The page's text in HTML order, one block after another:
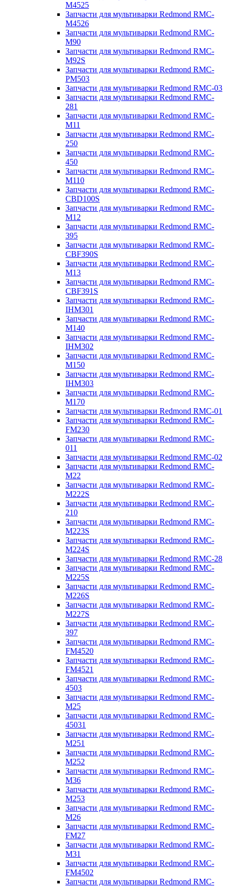
M4525
Запчасти для мультиварки Redmond RMC-
M4526
Запчасти для мультиварки Redmond RMC-
M90
Запчасти для мультиварки Redmond RMC-
M92S
Запчасти для мультиварки Redmond RMC-
PM503
Запчасти для мультиварки Redmond RMC-03
Запчасти для мультиварки Redmond RMC-
281
Запчасти для мультиварки Redmond RMC-
M11
Запчасти для мультиварки Redmond RMC-
250
Запчасти для мультиварки Redmond RMC-
450
Запчасти для мультиварки Redmond RMC-
M110
Запчасти для мультиварки Redmond RMC-
CBD100S
Запчасти для мультиварки Redmond RMC-
M12
Запчасти для мультиварки Redmond RMC-
395
Запчасти для мультиварки Redmond RMC-
CBF390S
Запчасти для мультиварки Redmond RMC-
M13
Запчасти для мультиварки Redmond RMC-
CBF391S
Запчасти для мультиварки Redmond RMC-
IHM301
Запчасти для мультиварки Redmond RMC-
M140
Запчасти для мультиварки Redmond RMC-
IHM302
Запчасти для мультиварки Redmond RMC-
M150
Запчасти для мультиварки Redmond RMC-
IHM303
Запчасти для мультиварки Redmond RMC-
M170
Запчасти для мультиварки Redmond RMC-01
Запчасти для мультиварки Redmond RMC-
FM230
Запчасти для мультиварки Redmond RMC-
011
Запчасти для мультиварки Redmond RMC-02
Запчасти для мультиварки Redmond RMC-
M22
Запчасти для мультиварки Redmond RMC-
M222S
Запчасти для мультиварки Redmond RMC-
210
Запчасти для мультиварки Redmond RMC-
M223S
Запчасти для мультиварки Redmond RMC-
M224S
Запчасти для мультиварки Redmond RMC-28
Запчасти для мультиварки Redmond RMC-
M225S
Запчасти для мультиварки Redmond RMC-
M226S
Запчасти для мультиварки Redmond RMC-
M227S
Запчасти для мультиварки Redmond RMC-
397
Запчасти для мультиварки Redmond RMC-
FM4520
Запчасти для мультиварки Redmond RMC-
FM4521
Запчасти для мультиварки Redmond RMC-
4503
Запчасти для мультиварки Redmond RMC-
M25
Запчасти для мультиварки Redmond RMC-
45031
Запчасти для мультиварки Redmond RMC-
M251
Запчасти для мультиварки Redmond RMC-
M252
Запчасти для мультиварки Redmond RMC-
M36
Запчасти для мультиварки Redmond RMC-
M253
Запчасти для мультиварки Redmond RMC-
M26
Запчасти для мультиварки Redmond RMC-
FM27
Запчасти для мультиварки Redmond RMC-
M31
Запчасти для мультиварки Redmond RMC-
FM4502
Запчасти для мультиварки Redmond RMC-